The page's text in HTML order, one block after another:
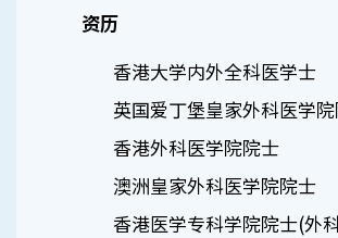
资历
香港大学内外全科医学士
英国爱丁堡皇家外科医学
香港外科医学院院士
澳洲皇家外科医学院院士
香港医学专科学院院士(外科